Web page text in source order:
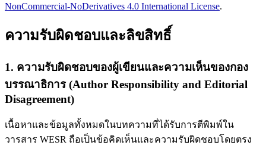
NonCommercial-NoDerivatives 4.0 International License.
ความรับผิดชอบและลิขสิทธิ์
1. ความรับผิดชอบของผู้เขียนและความเห็นของกอง
บรรณาธิการ (Author Responsibility and Editorial
Disagreement)
เนื้อหาและข้อมูลทั้งหมดในบทความที่ได้รับการตีพิมพ์ใน
วารสาร WESR ถือเป็นข้อคิดเห็นและความรับผิดชอบโดยตรง